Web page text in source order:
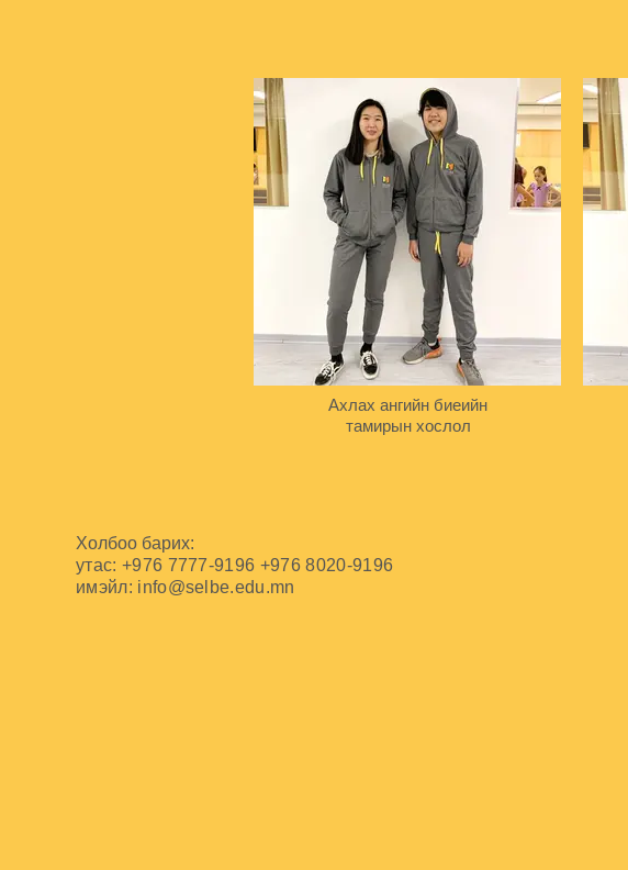
Ахлах ангийн биеийн
тамирын хослол
Холбоо барих:
утас: +976 7777-9196 +976 8020-9196
имэйл: info@selbe.edu.mn